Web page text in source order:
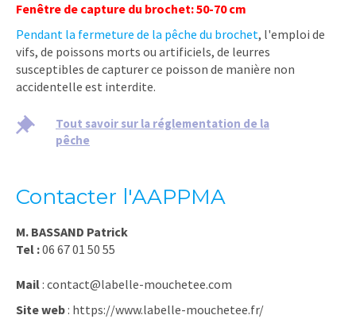
Fenêtre de capture du brochet: 50-70 cm
Pendant la fermeture de la pêche du brochet, l'emploi de
vifs, de poissons morts ou artificiels, de leurres
susceptibles de capturer ce poisson de manière non
accidentelle est interdite.
Tout savoir sur la réglementation de la
pêche
Contacter l'AAPPMA
M. BASSAND Patrick
Tel :06 67 01 50 55
Mail : contact@labelle-mouchetee.com
Site web : https://www.labelle-mouchetee.fr/